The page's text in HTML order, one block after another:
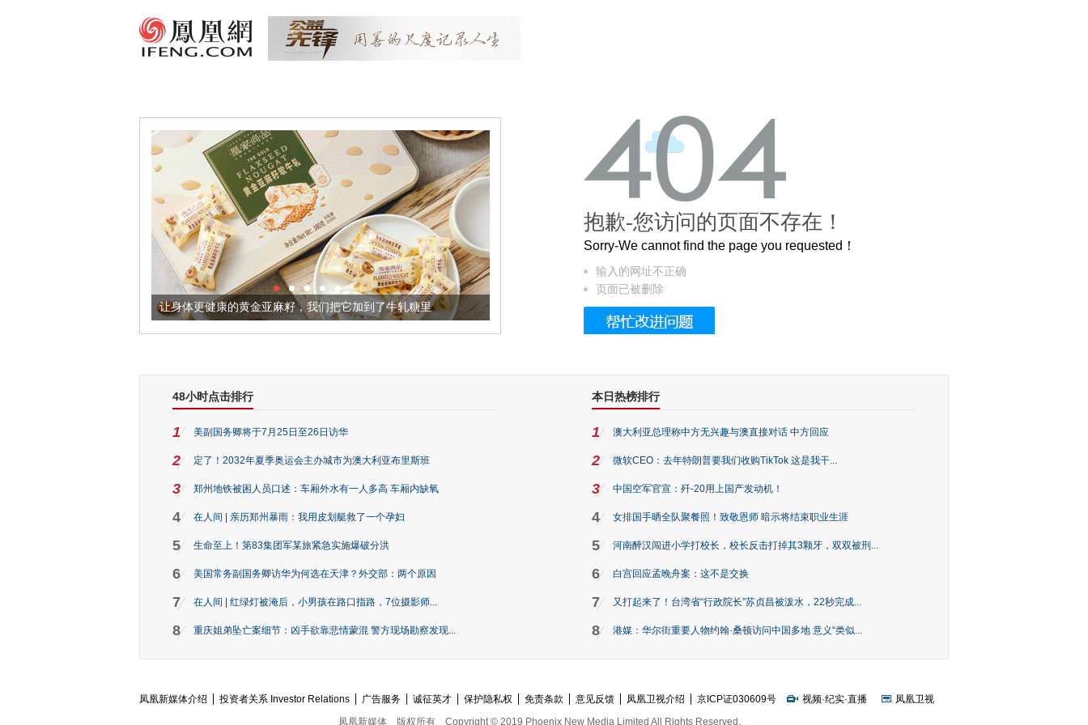
让身体更健康的黄金亚麻籽，我们把它加到了牛轧糖里 被列入佛家七宝的它到底有多美？
抱歉-您访问的页面不存在！
Sorry-We cannot find the page you requested！
输入的网址不正确
页面已被删除
48小时点击排行
1 美副国务卿将于7月25日至26日访华
2 定了！2032年夏季奥运会主办城市为澳大利亚布里斯班
3 郑州地铁被困人员口述：车厢外水有一人多高 车厢内缺氧
4 在人间 | 亲历郑州暴雨：我用皮划艇救了一个孕妇
5 生命至上！第83集团军某旅紧急实施爆破分洪
6 美国常务副国务卿访华为何选在天津？外交部：两个原因
7 在人间 | 红绿灯被淹后，小男孩在路口指路，7位摄影师...
8 重庆姐弟坠亡案细节：凶手欲靠悲情蒙混 警方现场勘察发现...
本日热榜排行
1 澳大利亚总理称中方无兴趣与澳直接对话 中方回应
2 微软CEO：去年特朗普要我们收购TikTok 这是我干...
3 中国空军官宣：歼-20用上国产发动机！
4 女排国手晒全队聚餐照！致敬恩师 暗示将结束职业生涯
5 河南醉汉闯进小学打校长，校长反击打掉其3颗牙，双双被刑...
6 白宫回应孟晚舟案：这不是交换
7 又打起来了！台湾省“行政院长”苏贞昌被泼水，22秒完成...
8 港媒：华尔街重要人物约翰·桑顿访问中国多地 意义“类似...
凤凰新媒体介绍 投资者关系 Investor Relations 广告服务 诚征英才 保护隐私权 免责条款 意见反馈 凤凰卫视介绍 京ICP证030609号 视频·纪实·直播
凤凰卫视
凤凰新媒体
版权所有 Copyright © 2019 Phoenix New Media Limited All Rights Reserved.